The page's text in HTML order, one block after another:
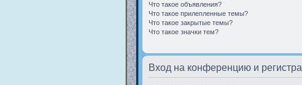
Что такое объявления?
Что такое прилепленные темы?
Что такое закрытые темы?
Что такое значки тем?
Вход на конференцию и